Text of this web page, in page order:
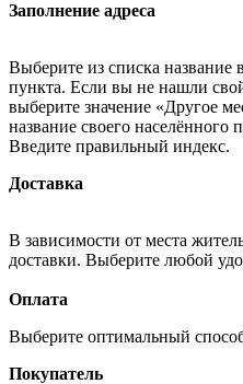
Заполнение адреса
Выберите из списка название
пункта. Если вы не нашли
выберите значение «Другое
название своего населённого
Введите правильный индекс.
Доставка
В зависимости от места
доставки. Выберите любой
Оплата
Выберите оптимальный
Покупатель